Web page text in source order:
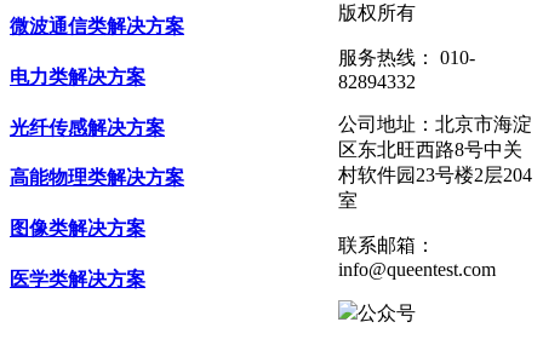
微波通信类解决方案
电力类解决方案
光纤传感解决方案
高能物理类解决方案
图像类解决方案
医学类解决方案
版权所有
服务热线： 010-
82894332
公司地址：北京市海淀
区东北旺西路8号中关
村软件园23号楼2层204
室
联系邮箱：
info@queentest.com
公众号